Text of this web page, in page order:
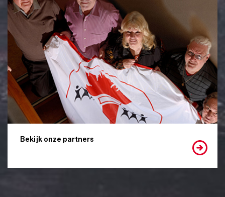
Bekijk onze partners